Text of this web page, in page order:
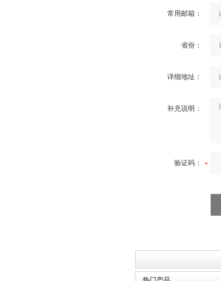
常用邮箱：
省份：
详细地址：
补充说明：
验证码：